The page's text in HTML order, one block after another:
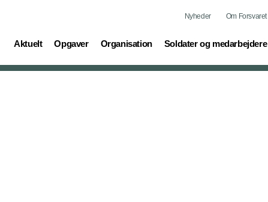
Nyheder Om Forsvaret
Aktuelt
(current) Opgaver
(current) Organisation
(current) Soldater og medarbejdere
(current)